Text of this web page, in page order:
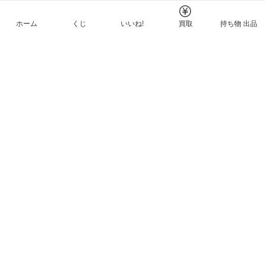
ホーム くじ いいね! 買取 持ち物 出品